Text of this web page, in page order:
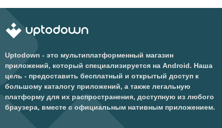
Uptodown - это мультиплатформенный магазин
приложений, который специализируется на Android. Наша
цель - предоставить бесплатный и открытый доступ к
большому каталогу приложений, а также легальную
платформу для их распространения, доступную из любого
браузера, вместе с официальным нативным приложением.